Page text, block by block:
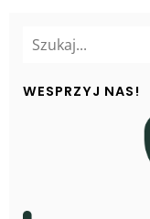
WESPRZYJ NAS!